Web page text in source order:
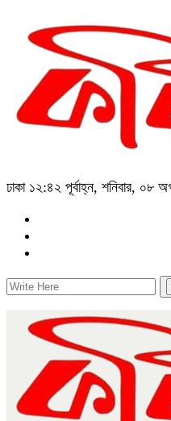
ঢাকা ১২:৪২ পূর্বাহ্ন, শনিবার, ০৮